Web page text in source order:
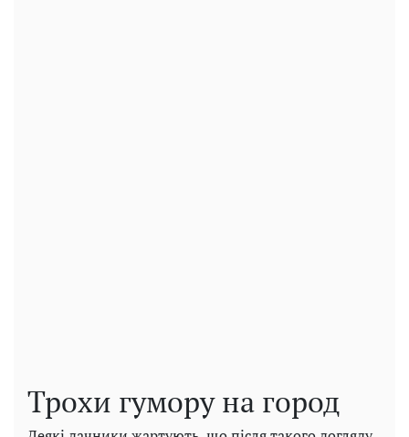
Трохи гумору на город